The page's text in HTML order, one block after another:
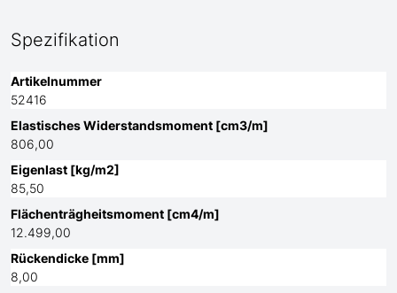
Spezifikation
Artikelnummer
52416
Elastisches Widerstandsmoment [cm3/m]
806,00
Eigenlast [kg/m2]
85,50
Flächenträgheitsmoment [cm4/m]
12.499,00
Rückendicke [mm]
8,00